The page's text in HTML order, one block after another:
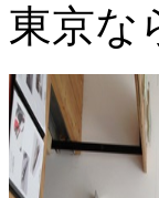
東京な